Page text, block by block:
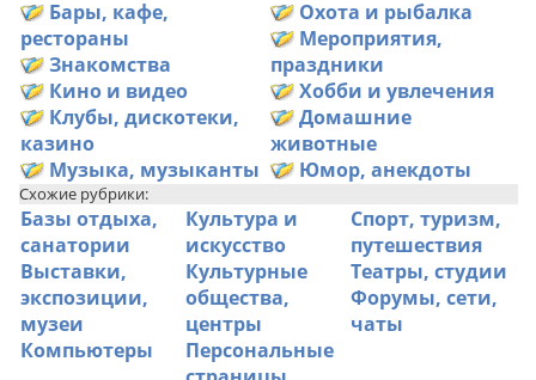
Бары, кафе,
рестораны
Знакомства
Кино и видео
Клубы, дискотеки,
казино
Музыка, музыканты
Охота и рыбалка
Мероприятия,
праздники
Хобби и увлечения
Домашние
животные
Юмор, анекдоты
Схожие рубрики:
Базы отдыха,
санатории
Выставки,
экспозиции,
музеи
Компьютеры
Культура и
искусство
Культурные
общества,
центры
Персональные
Спорт, туризм,
путешествия
Театры, студии
Форумы, сети,
чаты